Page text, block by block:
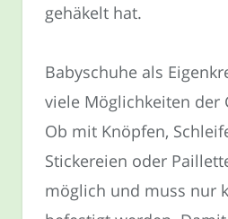
gehäkelt hat.
Babyschuhe als
viele Möglichkeiten der
Ob mit Knöpfen,
Stickereien oder
möglich und muss nur